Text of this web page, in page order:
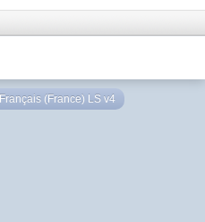
Français (France) LS v4